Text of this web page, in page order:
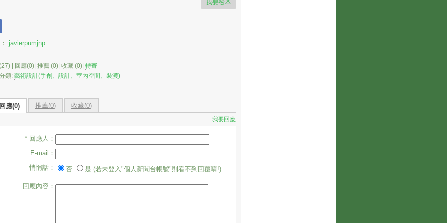
我要檢舉
javierpumjnp
| 回應(0)| 推薦 (0)| 收藏 (0)| 轉寄
類: 藝術設計(手創、設計、室內空間、裝潢)
回應(0) 推薦(0) 收藏(0)
我要回應
* 回應人：
E-mail：
悄悄話：
否 是 (若未登入"個人新聞台帳號"則看不到回覆唷!)
回應內容：